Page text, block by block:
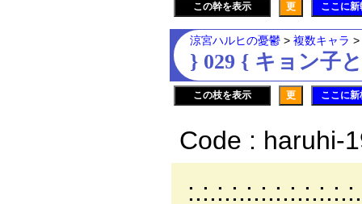
この幹を表示 更 ここに
涼宮ハルヒの憂鬱 > 複数キャラ >
} 029 { キョン子
この枝を表示 更 ここに
Code : haruhi-